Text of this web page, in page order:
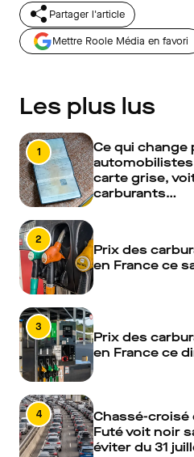
Partager l'article
Mettre Roole Média en favori
Les plus lus
1
Ce qui change
automobilistes
carte grise,
carburants…
2
Prix des
en France ce
3
Prix des
en France ce
4
Chassé-croisé
Futé voit noir
éviter du 31